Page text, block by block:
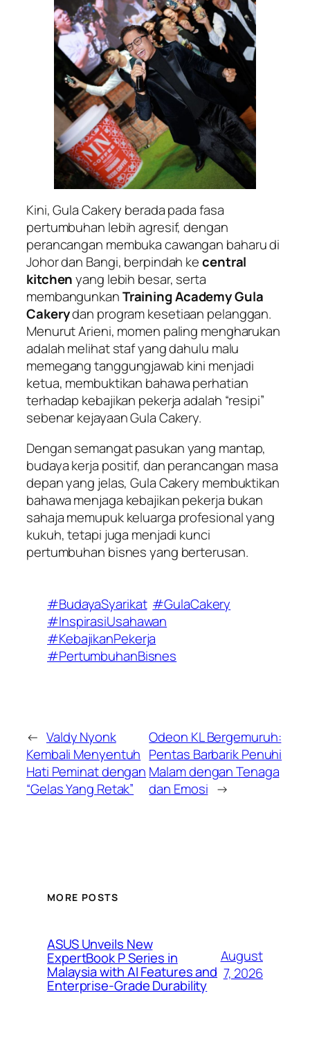
Kini, Gula Cakery berada pada fasa
pertumbuhan lebih agresif, dengan
perancangan membuka cawangan baharu di
Johor dan Bangi, berpindah kecentral
kitchenyang lebih besar, serta
membangunkanTraining Academy Gula
Cakerydan program kesetiaan pelanggan.
Menurut Arieni, momen paling mengharukan
adalah melihat staf yang dahulu malu
memegang tanggungjawab kini menjadi
ketua, membuktikan bahawa perhatian
terhadap kebajikan pekerja adalah “resipi”
sebenar kejayaan Gula Cakery.
Dengan semangat pasukan yang mantap,
budaya kerja positif, dan perancangan masa
depan yang jelas, Gula Cakery membuktikan
bahawa menjaga kebajikan pekerja bukan
sahaja memupuk keluarga profesional yang
kukuh, tetapi juga menjadi kunci
pertumbuhan bisnes yang berterusan.
#BudayaSyarikat #GulaCakery
#InspirasiUsahawan
#KebajikanPekerja
#PertumbuhanBisnes
← Valdy Nyonk
Kembali Menyentuh
Hati Peminat dengan
“Gelas Yang Retak”
Odeon KL Bergemuruh:
Pentas Barbarik Penuhi
Malam dengan Tenaga
dan Emosi →
MORE POSTS
ASUS Unveils New
ExpertBook P Series in
Malaysia with AI Features and
Enterprise-Grade Durability
August
7, 2026